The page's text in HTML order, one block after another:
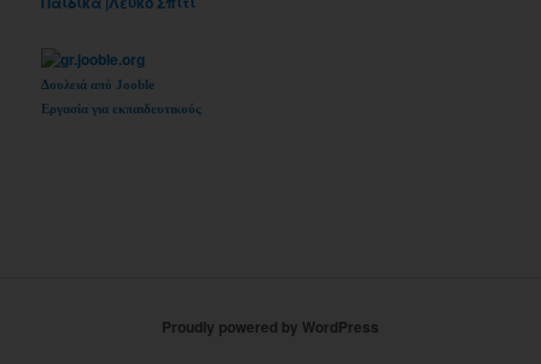
Δουλειά από Jooble
Εργασία για εκπαιδευτικούς
Proudly powered by WordPress